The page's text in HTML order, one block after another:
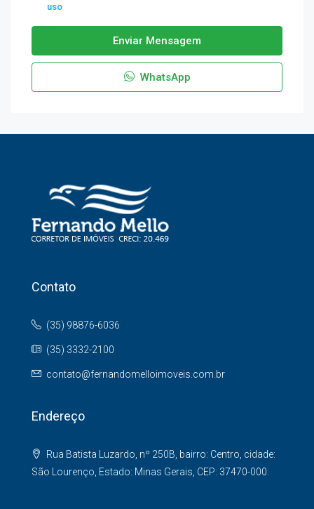
uso
Enviar Mensagem
WhatsApp
Contato
(35) 98876-6036
(35) 3332-2100
contato@fernandomelloimoveis.com.br
Endereço
Rua Batista Luzardo, nº 250B, bairro: Centro, cidade:
São Lourenço, Estado: Minas Gerais, CEP: 37470-000.